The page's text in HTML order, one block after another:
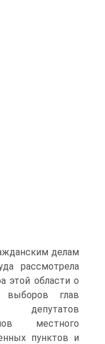
делам
рассмотрела
этой области о
глав
местного
пунктов и